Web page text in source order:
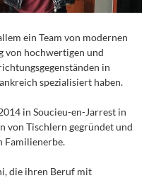
ein Team von modernen
von hochwertigen und
in
spezialisiert haben.
in Soucieu-en-Jarrest in
von Tischlern gegründet und
Familienerbe.
die ihren Beruf mit